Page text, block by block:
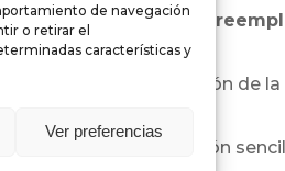
de navegación
o retirar el
características y
Ver preferencias
el modelo. Permite
su estructura.
una excelente difusión de
para una instalación